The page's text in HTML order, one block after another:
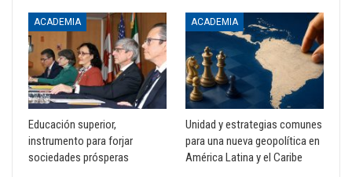
ACADEMIA
Educación superior,
instrumento para forjar
sociedades prósperas
ACADEMIA
Unidad y estrategias comunes
para una nueva geopolítica en
América Latina y el Caribe